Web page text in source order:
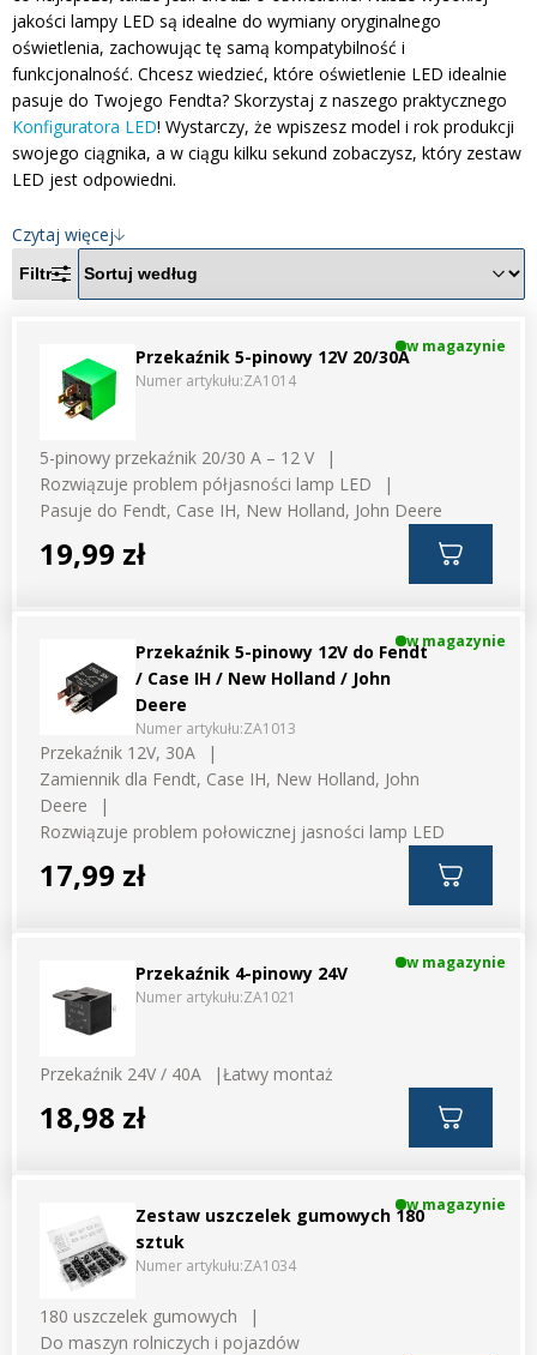
Często zadawane pytania
Kontakt
Bezpłatny projekt oświetlenia
O firmie
+48 81 884 70 94
+48 723 353 044
Inne akcesoria
Często zadawane pytania
Kontakt
Sprawdź wszystko
jakości lampy LED są idealne do wymiany oryginalnego
oświetlenia, zachowując tę samą kompatybilność i
funkcjonalność. Chcesz wiedzieć, które oświetlenie LED idealnie
pasuje do Twojego Fendta? Skorzystaj z naszego praktycznego
Konfiguratora LED! Wystarczy, że wpiszesz model i rok produkcji
swojego ciągnika, a w ciągu kilku sekund zobaczysz, który zestaw
LED jest odpowiedni.
Czytaj więcej
Filtr
Przekaźnik 5-pinowy 12V 20/30A
Numer artykułu:ZA1014
w magazynie
5-pinowy przekaźnik 20/30 A – 12 V
Rozwiązuje problem półjasności lamp LED
Pasuje do Fendt, Case IH, New Holland, John Deere
19,99 zł
Przekaźnik 5-pinowy 12V do Fendt
/ Case IH / New Holland / John
Deere
Numer artykułu:ZA1013
w magazynie
Przekaźnik 12V, 30A
Zamiennik dla Fendt, Case IH, New Holland, John
Deere
Rozwiązuje problem połowicznej jasności lamp LED
17,99 zł
Przekaźnik 4-pinowy 24V
Numer artykułu:ZA1021
w magazynie
Przekaźnik 24V / 40A Łatwy montaż
18,98 zł
Zestaw uszczelek gumowych 180
sztuk
Numer artykułu:ZA1034
w magazynie
180 uszczelek gumowych
Do maszyn rolniczych i pojazdów